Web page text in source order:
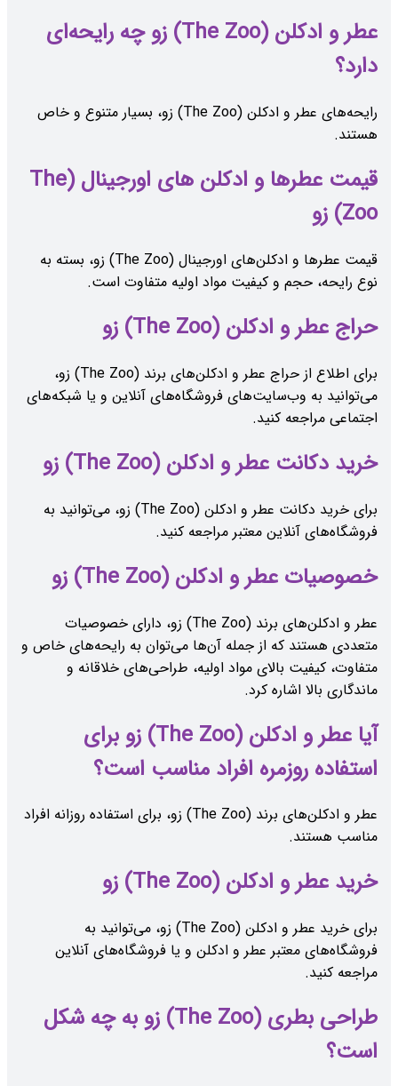
عطر و ادکلن (The Zoo) زو چه رایحه‌ای
دارد؟
رایحه‌های عطر و ادکلن (The Zoo) زو، بسیار متنوع و خاص
هستند.
قیمت عطرها و ادکلن های اورجینال (The
Zoo) زو
قیمت عطرها و ادکلن‌های اورجینال (The Zoo) زو، بسته به
نوع رایحه، حجم و کیفیت مواد اولیه متفاوت است.
حراج عطر و ادکلن (The Zoo) زو
برای اطلاع از حراج عطر و ادکلن‌های برند (The Zoo) زو،
می‌توانید به وب‌سایت‌های فروشگاه‌های آنلاین و یا شبکه‌های
اجتماعی مراجعه کنید.
خرید دکانت عطر و ادکلن (The Zoo) زو
برای خرید دکانت عطر و ادکلن (The Zoo) زو، می‌توانید به
فروشگاه‌های آنلاین معتبر مراجعه کنید.
خصوصیات عطر و ادکلن (The Zoo) زو
عطر و ادکلن‌های برند (The Zoo) زو، دارای خصوصیات
متعددی هستند که از جمله آن‌ها می‌توان به رایحه‌های خاص و
متفاوت، کیفیت بالای مواد اولیه، طراحی‌های خلاقانه و
ماندگاری بالا اشاره کرد.
آیا عطر و ادکلن (The Zoo) زو برای
استفاده روزمره افراد مناسب است؟
عطر و ادکلن‌های برند (The Zoo) زو، برای استفاده روزانه افراد
مناسب هستند.
خرید عطر و ادکلن (The Zoo) زو
برای خرید عطر و ادکلن (The Zoo) زو، می‌توانید به
فروشگاه‌های معتبر عطر و ادکلن و یا فروشگاه‌های آنلاین
مراجعه کنید.
طراحی بطری (The Zoo) زو به چه شکل
است؟